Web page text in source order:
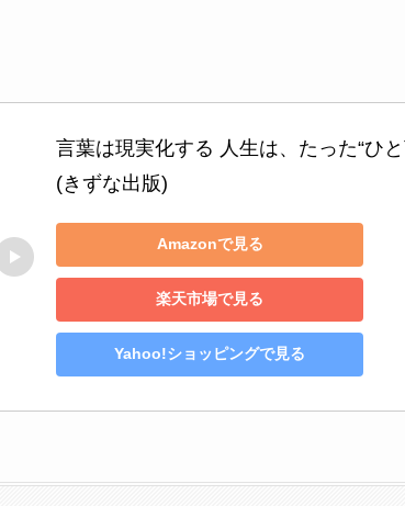
言葉は現実化する 人生は、たった“ひ
(きずな出版)
Amazonで見る
楽天市場で見る
Yahoo!ショッピングで見る